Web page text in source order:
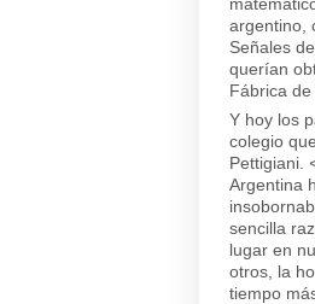
argentino,
Señales
querían
Fábrica
Y hoy los
colegio
Pettigiani.
Argentina
sencilla
lugar en
otros, la
tiempo